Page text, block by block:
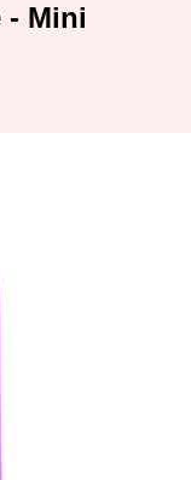
- Mini